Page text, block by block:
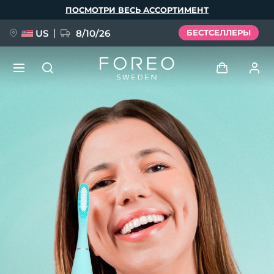
ПОСМОТРИ ВЕСЬ АССОРТИМЕНТ
US 8/10/26 БЕСТСЕЛЛЕРЫ
Профиль пользователя
Мои приборы
Мои заказы
Мои адреса
Мои подписки
FAQ™ Pure Beauty-Tech Elixir
BREAKING NEWS
issa™ Teeth Whitening Set
Deutsch
Español
Français
Italiano
Português
Svenska
Русский
简体中文 繁體中文